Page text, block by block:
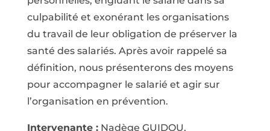
culpabilité et exonérant les organisations
du travail de leur obligation de préserver la
santé des salariés. Après avoir rappelé sa
définition, nous présenterons des moyens
pour accompagner le salarié et agir sur
l’organisation en prévention.
Intervenante :Nadège GUIDOU,